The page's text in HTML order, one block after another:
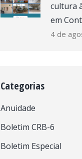
cultura
em
4 de
Categorias
Anuidade
Boletim CRB-6
Boletim Especial